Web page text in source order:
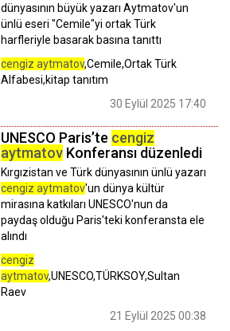
dünyasının büyük yazarı Aytmatov'un
ünlü eseri "Cemile"yi ortak Türk
harfleriyle basarak basına tanıttı
cengiz aytmatov,Cemile,Ortak Türk
Alfabesi,kitap tanıtım
30 Eylül 2025 17:40
UNESCO Paris’te cengiz
aytmatov Konferansı düzenledi
Kırgızistan ve Türk dünyasının ünlü yazarı
cengiz aytmatov'un dünya kültür
mirasına katkıları UNESCO'nun da
paydaş olduğu Paris'teki konferansta ele
alındı
cengiz
aytmatov,UNESCO,TÜRKSOY,Sultan
Raev
21 Eylül 2025 00:38